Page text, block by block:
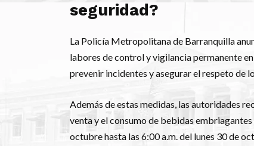
seguridad?
La Policía Metropolitana de Barranquilla
labores de control y vigilancia permanente
prevenir incidentes y asegurar el respeto de
Además de estas medidas, las autoridades
venta y el consumo de bebidas
octubre hasta las 6:00 a.m. del lunes 30 de